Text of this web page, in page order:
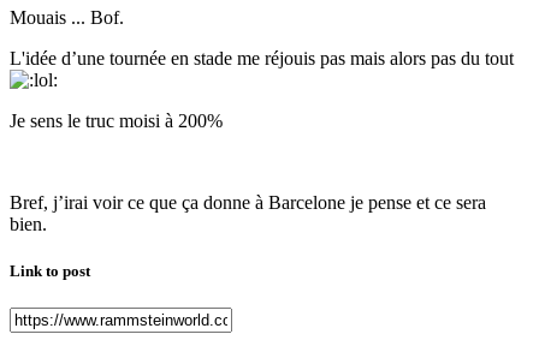
Mouais ... Bof.
L'idée d’une tournée en stade me réjouis pas mais alors pas du tout
Je sens le truc moisi à 200%
Bref, j’irai voir ce que ça donne à Barcelone je pense et ce sera
bien.
Link to post